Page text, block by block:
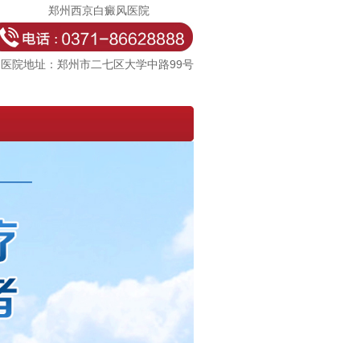
郑州西京白癜风医院
医院地址：郑州市二七区大学中路99号